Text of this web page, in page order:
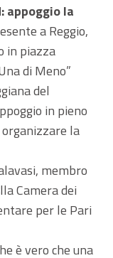
appoggio la
a Reggio,
in piazza
di Meno”
del
in pieno
la
membro
Camera dei
per le Pari
è vero che una